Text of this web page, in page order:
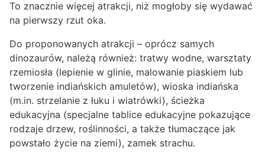
To znacznie więcej atrakcji, niż mogłoby się wydawać
na pierwszy rzut oka.
Do proponowanych atrakcji – oprócz samych
dinozaurów, należą również: tratwy wodne, warsztaty
rzemiosła (lepienie w glinie, malowanie piaskiem lub
tworzenie indiańskich amuletów), wioska indiańska
(m.in. strzelanie z łuku i wiatrówki), ścieżka
edukacyjna (specjalne tablice edukacyjne pokazujące
rodzaje drzew, roślinności, a także tłumaczące jak
powstało życie na ziemi), zamek strachu.